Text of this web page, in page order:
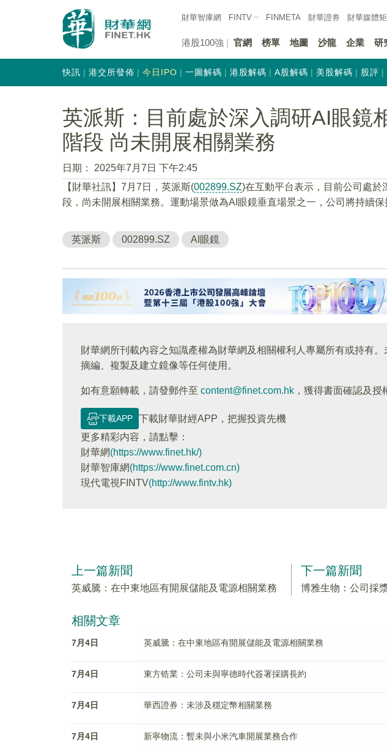
財華智庫網 FINTV FINMETA 財華證券 財華媒體
港股100強 官網 榜單 地圖 沙龍 企業 研
快訊 港交所發佈 今日IPO 一圖解碼 港股解碼 A股解碼 美股解碼 股評
英派斯：目前處於深入調研AI眼鏡
階段 尚未開展相關業務
日期：
2025年7月7日 下午2:45
【財華社訊】7月7日，英派斯(002899.SZ)在互動平台表示，目前公司處於
段，尚未開展相關業務。運動場景做為AI眼鏡垂直場景之一，公司將持續保
英派斯 002899.SZ AI眼鏡
財華網所刊載內容之知識產權為財華網及相關權利人專屬所有或持有。
摘編、複製及建立鏡像等任何使用。
如有意願轉載，請發郵件至 content@finet.com.hk ，獲得書面確認及授
下載APP
下載財華財經APP，把握投資先機
更多精彩内容，請點擊：
財華網(https://www.finet.hk/)
財華智庫網(https://www.finet.com.cn)
現代電視FINTV(http://www.fintv.hk)
上一篇新聞
英威騰：在中東地區有開展儲能及電源相關業務
下一篇新聞
博雅生物：公司採
相關文章
7月4日 英威騰：在中東地區有開展儲能及電源相關業務
7月4日 東方锆業：公司未與寧德時代簽署採購長約
7月4日 華西證券：未涉及穩定幣相關業務
7月4日 新寧物流：暫未與小米汽車開展業務合作